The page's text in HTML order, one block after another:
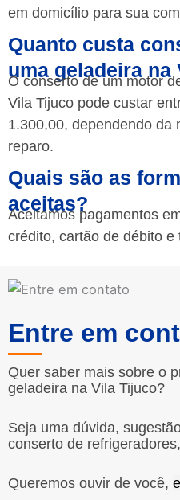
em domicílio para sua
Quanto custa
uma geladeira na
O conserto de um motor
Vila Tijuco pode custar
1.300,00, dependendo da
reparo.
Quais são as
aceitas?
Aceitamos pagamentos
crédito, cartão de débito
Entre em
Quer saber mais sobre o
geladeira na Vila Tijuco?
Seja uma dúvida,
conserto de
Queremos ouvir de você,